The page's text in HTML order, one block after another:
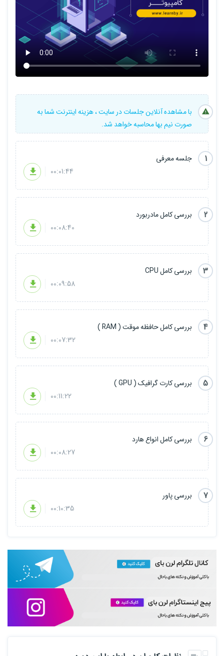
با مشاهده آنلاین جلسات در سایت ، هزینه اینترنت شما به
صورت نیم بها محاسبه خواهد شد.
1
جلسه معرفی
00:01:44
2
بررسی کامل مادربورد
00:08:40
3
بررسی کامل CPU
00:09:58
4
بررسی کامل حافظه موقت ( RAM )
00:07:32
5
بررسی کارت گرافیک ( GPU )
00:11:22
6
بررسی کامل انواع هارد
00:08:27
7
بررسی پاور
00:10:35